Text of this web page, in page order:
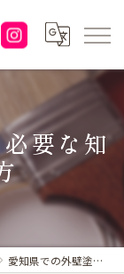
要な知
愛知県での外壁塗装に必要な知識とつながり方